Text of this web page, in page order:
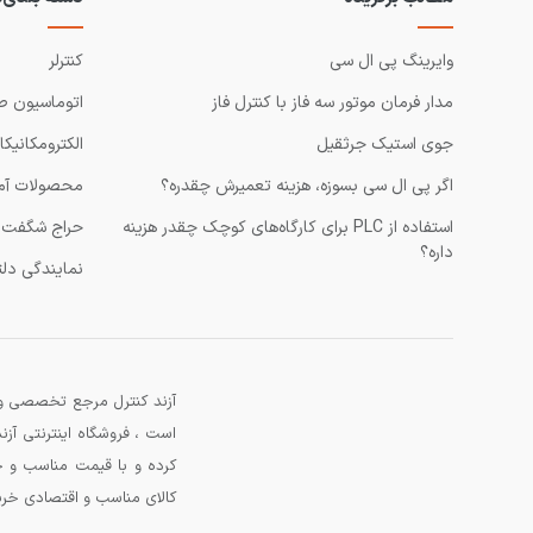
وایرینگ پی ال سی
مدار فرمان موتور سه فاز با کنترل فاز
جوی استیک جرثقیل
اگر پی ال سی بسوزه، هزینه تعمیرش چقدره؟
استفاده از PLC برای کارگاه‌های کوچک چقدر هزینه
داره؟
کنترلر
اتوماسیون
محصولات
حراج شگفت
نمایندگی
آزند کنترل مرجع تخصصی
است ، فروشگاه اینترنتی
کرده و با قیمت مناسب و
کالای مناسب و اقتصادی